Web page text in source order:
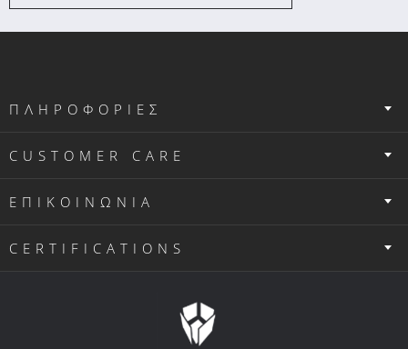
ΠΛΗΡΟΦΟΡΙΕΣ
CUSTOMER CARE
ΕΠΙΚΟΙΝΩΝΙΑ
CERTIFICATIONS